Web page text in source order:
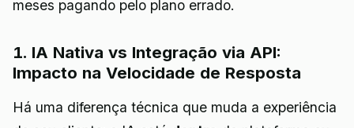
meses pagando pelo plano errado.
1. IA Nativa vs Integração via API:
Impacto na Velocidade de Resposta
Há uma diferença técnica que muda a experiência